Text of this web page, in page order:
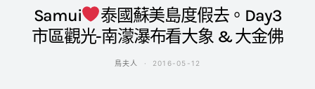
Samui
泰國蘇美島度假去。Day3
市區觀光-南濛瀑布看大象 & 大金佛
鳥夫人 2016-05-12